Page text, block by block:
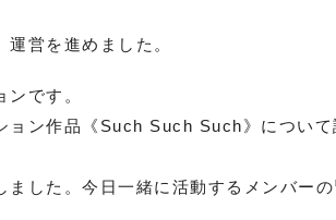
営を進めました。
です。
ョン作品《 Such Such Such》につい
した。今日一緒に活動するメンバー